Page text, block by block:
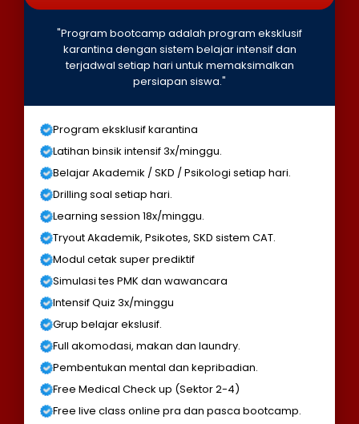
"Program bootcamp adalah program eksklusif
karantina dengan sistem belajar intensif dan
terjadwal setiap hari untuk memaksimalkan
persiapan siswa."
Program eksklusif karantina
Latihan binsik intensif 3x/minggu.
Belajar Akademik / SKD / Psikologi setiap hari.
Drilling soal setiap hari.
Learning session 18x/minggu.
Tryout Akademik, Psikotes, SKD sistem CAT.
Modul cetak super prediktif
Simulasi tes PMK dan wawancara
Intensif Quiz 3x/minggu
Grup belajar ekslusif.
Full akomodasi, makan dan laundry.
Pembentukan mental dan kepribadian.
Free Medical Check up (Sektor 2-4)
Free live class online pra dan pasca bootcamp.